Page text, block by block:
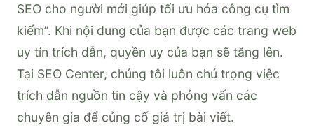
SEO cho người mới giúp tối ưu hóa công cụ tìm
kiếm”. Khi nội dung của bạn được các trang web
uy tín trích dẫn, quyền uy của bạn sẽ tăng lên.
Tại SEO Center, chúng tôi luôn chú trọng việc
trích dẫn nguồn tin cậy và phỏng vấn các
chuyên gia để củng cố giá trị bài viết.